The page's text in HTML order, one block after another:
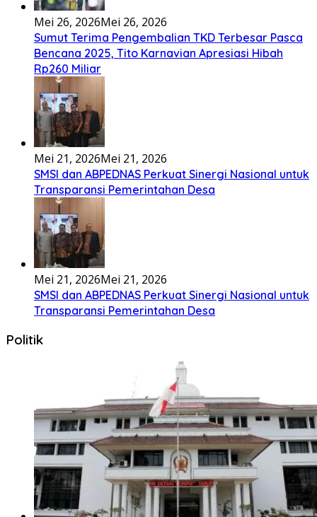
Mei 26, 2026Mei 26, 2026
Sumut Terima Pengembalian TKD Terbesar Pasca
Bencana 2025, Tito Karnavian Apresiasi Hibah
Rp260 Miliar
Mei 21, 2026Mei 21, 2026
SMSI dan ABPEDNAS Perkuat Sinergi Nasional untuk
Transparansi Pemerintahan Desa
Mei 21, 2026Mei 21, 2026
SMSI dan ABPEDNAS Perkuat Sinergi Nasional untuk
Transparansi Pemerintahan Desa
Politik